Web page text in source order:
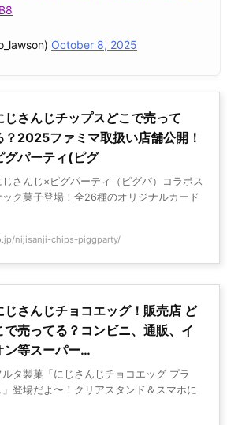
October 8, 2025
じさんじチップスどこで売って
？2025ファミマ取扱い店舗公開！
グパーティ(ピグ
じさんじ×ピグパーティ（ピグパ）コラボス
ック菓子登場！全26種のオリジナルカード
nijisanji-chips-piggparty/
じさんじチョコエッグ！販売店 ど
で売ってる？コンビニ、通販、イ
ン等スーパー…
ルタ製菓「にじさんじチョコエッグ プラ
」登場だよ〜！クリアスタンド＆スマホに